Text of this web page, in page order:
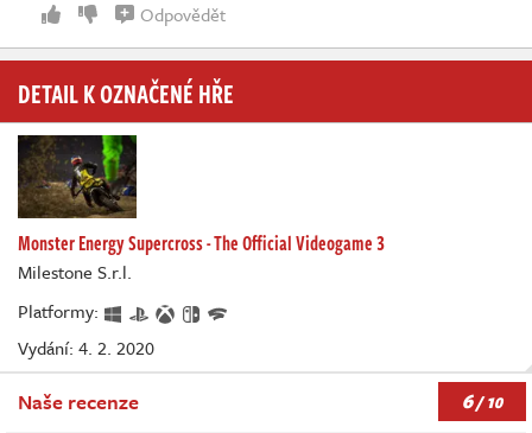
Odpovědět
DETAIL K OZNAČENÉ HŘE
Monster Energy Supercross - The Official Videogame 3
Milestone S.r.l.
Platformy:
Vydání: 4. 2. 2020
Naše recenze 6/ 10